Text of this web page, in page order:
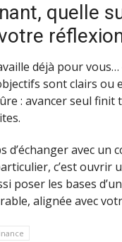
quelle
déjà pour
sont clairs ou
: avancer seul
d’échanger avec un
c’est ouvrir
poser les bases
alignée avec